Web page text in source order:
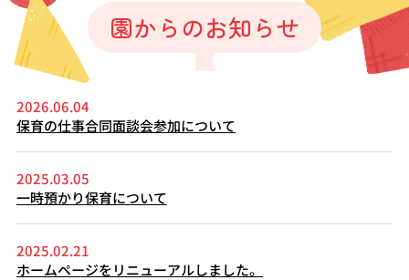
園からのお知らせ
2026.06.04
保育の仕事合同面談会参加について
2025.03.05
一時預かり保育について
2025.02.21
ホームページをリニューアルしました。